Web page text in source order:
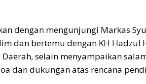
dengan mengunjungi Markas
dan bertemu dengan KH Hafidzul
selain menyampaikan
dan dukungan atas rencana